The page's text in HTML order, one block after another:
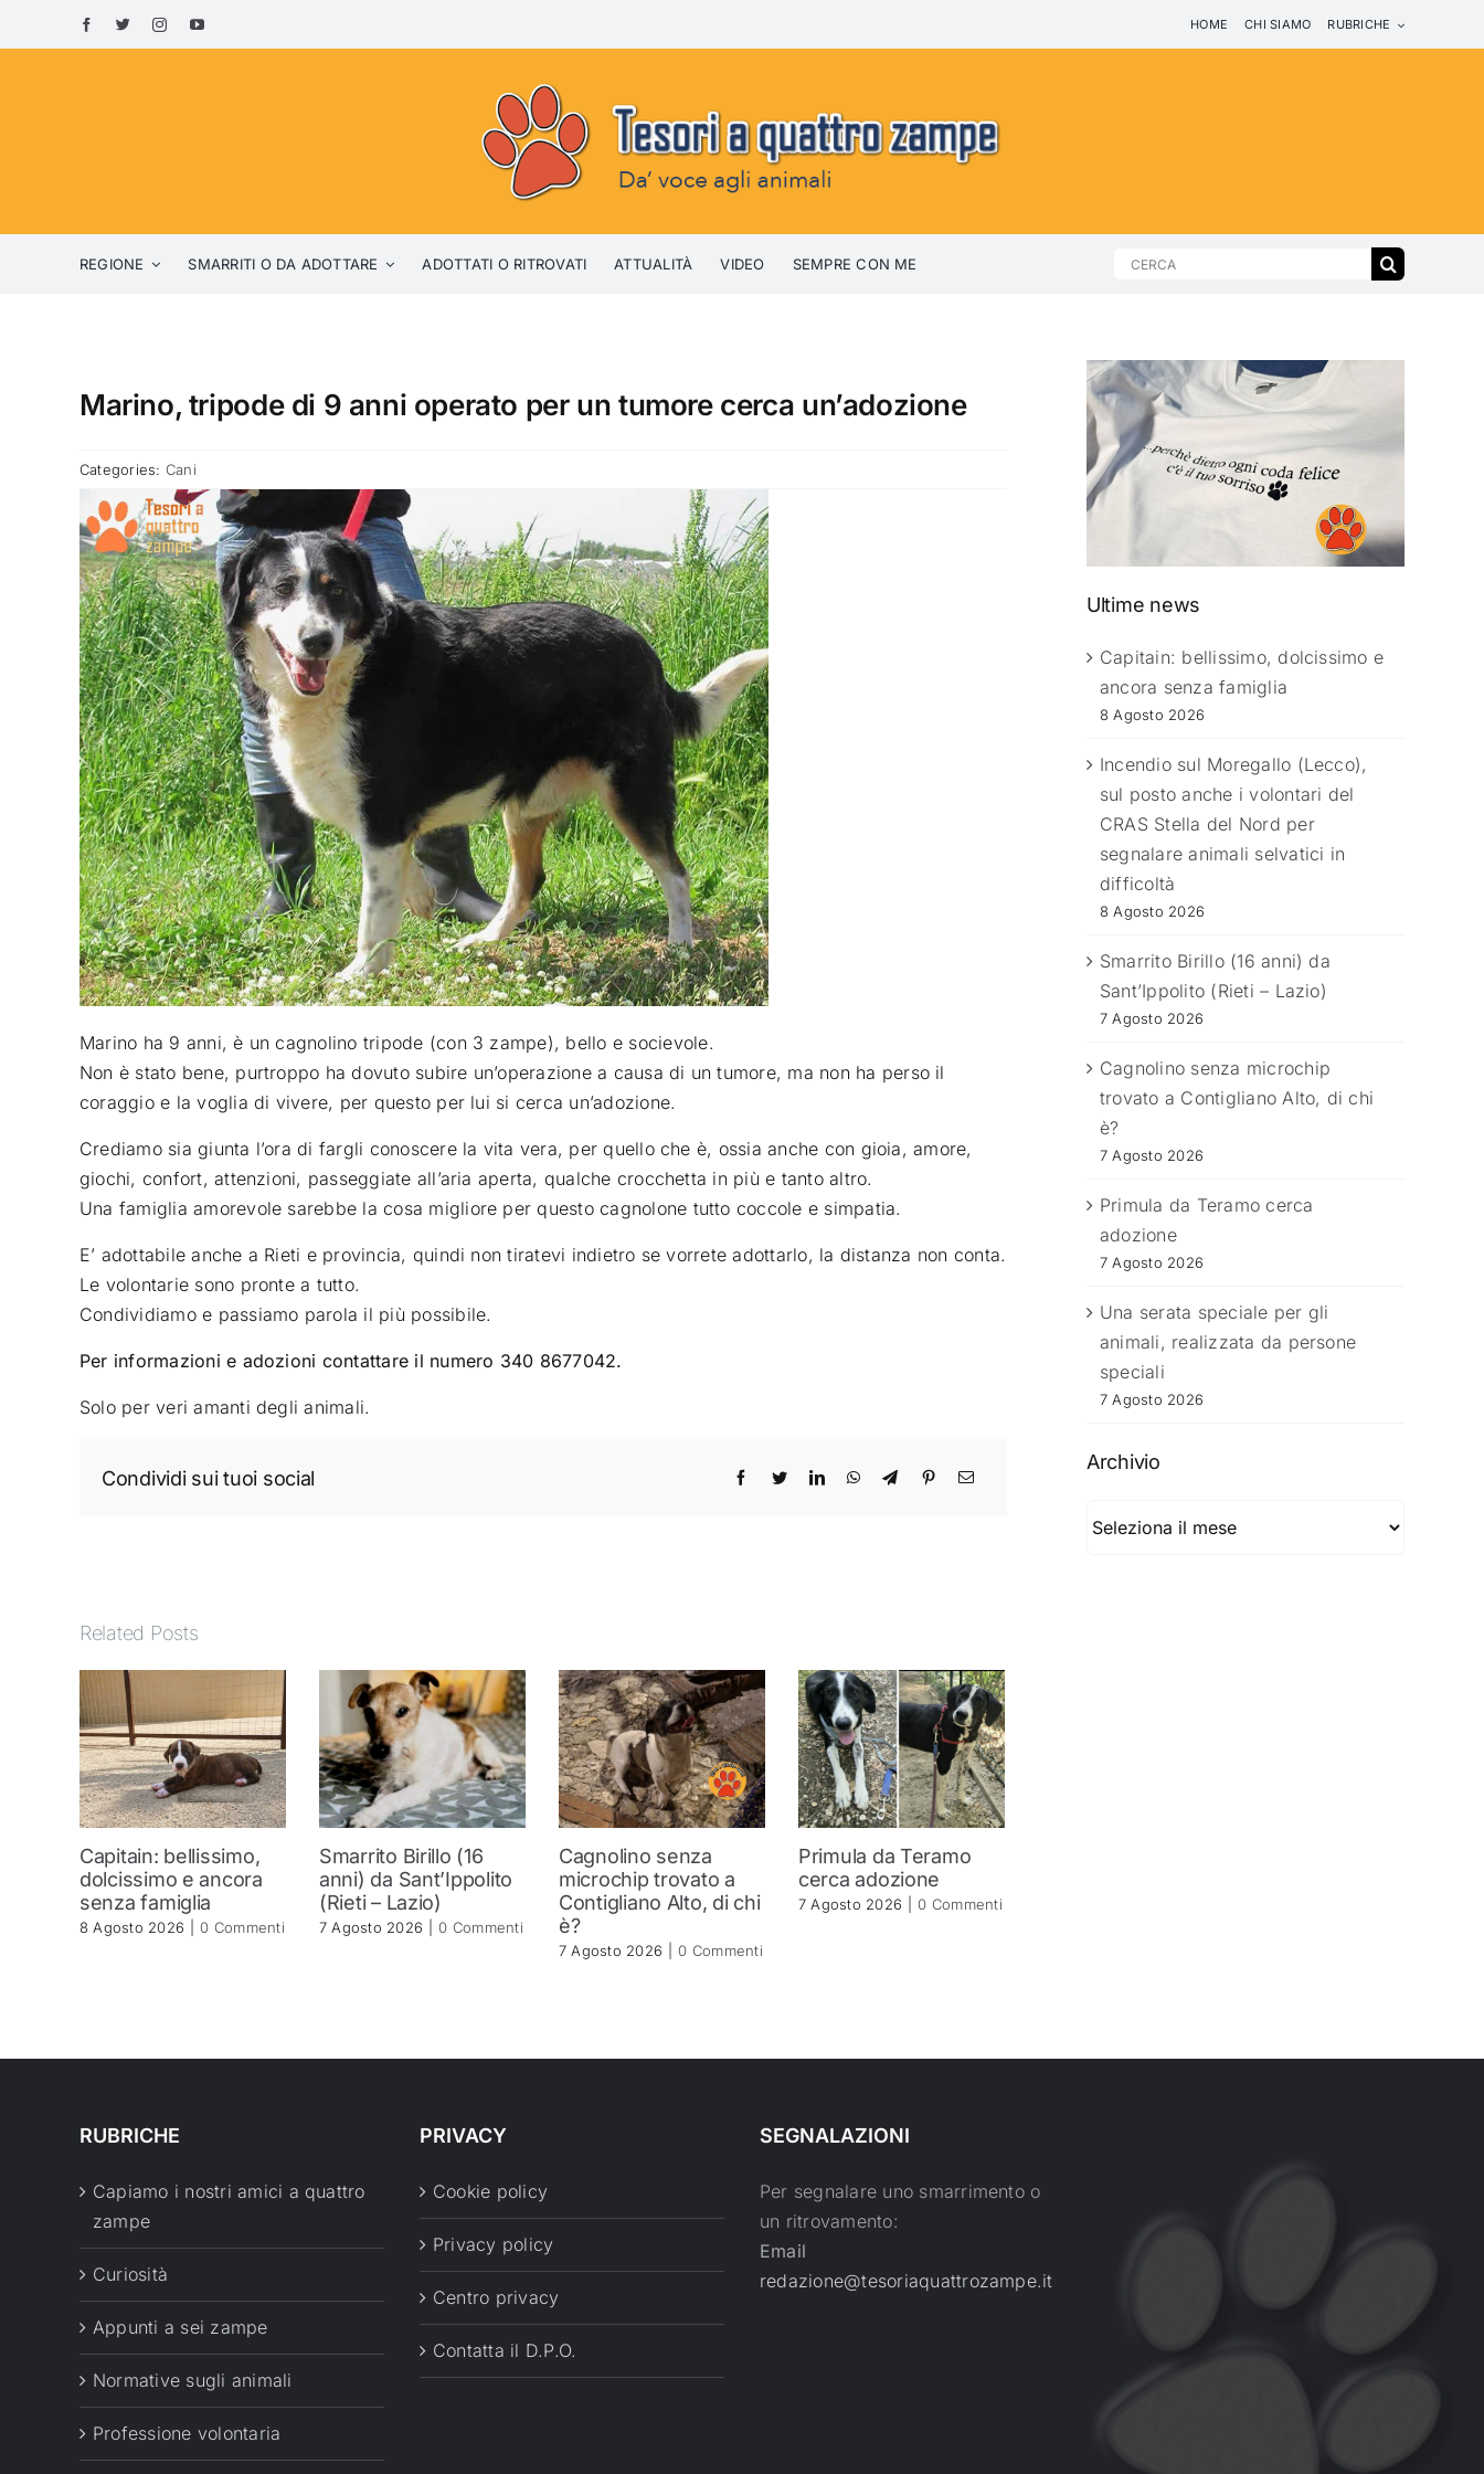
to
HOME CHI SIAMO RUBRICHE
REGIONE SMARRITI O DA ADOTTARE ADOTTATI O RITROVATI ATTUALITÀ VIDEO SEMPRE CON ME
Search
Marino, tripode di 9 anni operato per un tumore cerca un’adozione
Categories: Cani
Marino ha 9 anni, è un cagnolino tripode (con 3 zampe), bello e socievole.
Non è stato bene, purtroppo ha dovuto subire un’operazione a causa di un tumore, ma non ha perso il
coraggio e la voglia di vivere, per questo per lui si cerca un’adozione.
Crediamo sia giunta l’ora di fargli conoscere la vita vera, per quello che è, ossia anche con gioia, amore,
giochi, confort, attenzioni, passeggiate all’aria aperta, qualche crocchetta in più e tanto altro.
Una famiglia amorevole sarebbe la cosa migliore per questo cagnolone tutto coccole e simpatia.
E’ adottabile anche a Rieti e provincia, quindi non tiratevi indietro se vorrete adottarlo, la distanza non conta.
Le volontarie sono pronte a tutto.
Condividiamo e passiamo parola il più possibile.
Per informazioni e adozioni contattare il numero 340 8677042.
Solo per veri amanti degli animali.
Condividi sui tuoi social
Related Posts
Capitain: bellissimo,
dolcissimo e ancora
senza famiglia
8 Agosto 2026 0 Commenti
Smarrito Birillo (16
anni) da Sant’Ippolito
(Rieti – Lazio)
7 Agosto 2026 0 Commenti
Cagnolino senza
microchip trovato a
Contigliano Alto, di chi
è?
7 Agosto 2026 0 Commenti
Primula da Teramo
cerca adozione
7 Agosto 2026 0 Commenti
Ultime news
Capitain: bellissimo, dolcissimo e
ancora senza famiglia
8 Agosto 2026
Incendio sul Moregallo (Lecco),
sul posto anche i volontari del
CRAS Stella del Nord per
segnalare animali selvatici in
difficoltà
8 Agosto 2026
Smarrito Birillo (16 anni) da
Sant’Ippolito (Rieti – Lazio)
7 Agosto 2026
Cagnolino senza microchip
trovato a Contigliano Alto, di chi
è?
7 Agosto 2026
Primula da Teramo cerca
adozione
7 Agosto 2026
Una serata speciale per gli
animali, realizzata da persone
speciali
7 Agosto 2026
Archivio
RUBRICHE
Capiamo i nostri amici a quattro
zampe
Curiosità
Appunti a sei zampe
Normative sugli animali
Professione volontaria
PRIVACY
Cookie policy
Privacy policy
Centro privacy
Contatta il D.P.O.
SEGNALAZIONI
Per segnalare uno smarrimento o
un ritrovamento:
Email
redazione@tesoriaquattrozampe.it